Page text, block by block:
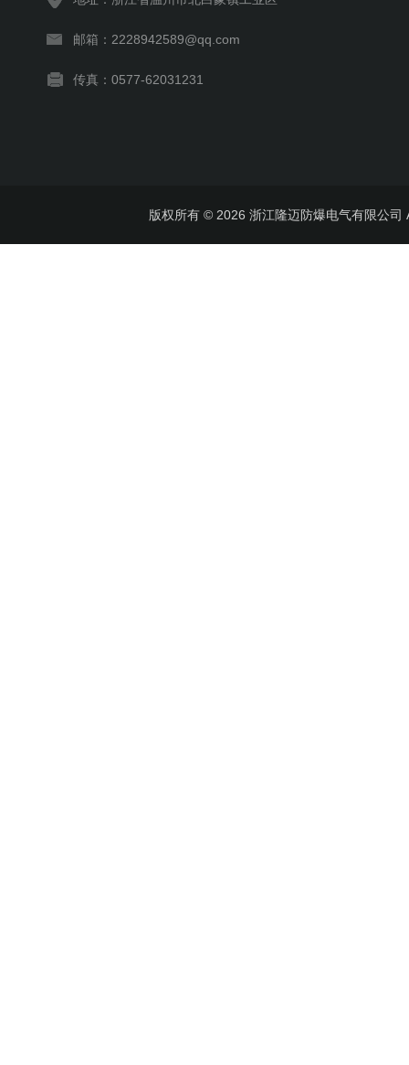
邮箱：2228942589@qq.com
传真：0577-62031231
版权所有 © 2026 浙江隆迈防爆电气有限